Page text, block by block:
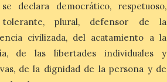
declara democrático, respetuoso,
tolerante, plural, defensor de la
civilizada, del acatamiento a la
de las libertades individuales y
de la dignidad de la persona y de